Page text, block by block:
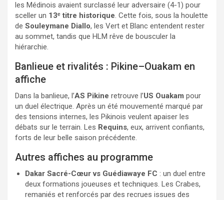
les Médinois avaient surclassé leur adversaire (4-1) pour
sceller un 13ᵉ titre historique. Cette fois, sous la houlette
de Souleymane Diallo, les Vert et Blanc entendent rester
au sommet, tandis que HLM rêve de bousculer la
hiérarchie.
Banlieue et rivalités : Pikine–Ouakam en
affiche
Dans la banlieue, l’AS Pikine retrouve l’US Ouakam pour
un duel électrique. Après un été mouvementé marqué par
des tensions internes, les Pikinois veulent apaiser les
débats sur le terrain. Les Requins, eux, arrivent confiants,
forts de leur belle saison précédente.
Autres affiches au programme
Dakar Sacré-Cœur vs Guédiawaye FC : un duel entre
deux formations joueuses et techniques. Les Crabes,
remaniés et renforcés par des recrues issues des